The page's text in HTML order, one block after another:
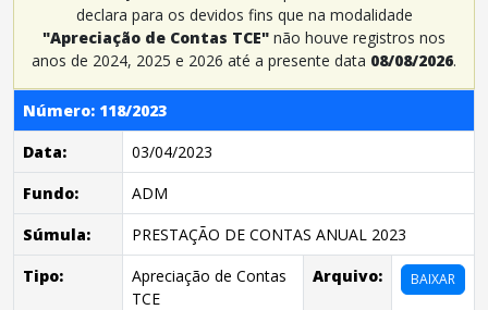
declara para os devidos fins que na modalidade
"Apreciação de Contas TCE" não houve registros nos
anos de 2024, 2025 e 2026 até a presente data 08/08/2026.
Número: 118/2023
Data:
03/04/2023
Fundo:
ADM
Súmula:
PRESTAÇÃO DE CONTAS ANUAL 2023
Tipo:
Apreciação de Contas
TCE
Arquivo: BAIXAR